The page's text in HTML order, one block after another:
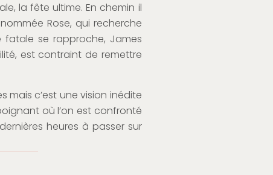
la fête ultime. En chemin il
Rose, qui recherche
fatale se rapproche, James
est contraint de remettre
c’est une vision inédite
où l’on est confronté
heures à passer sur